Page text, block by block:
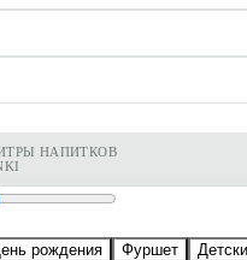
НАПИТКОВ
рождения Фуршет